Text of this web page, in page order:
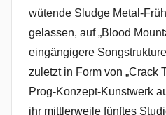
wütende Sludge Metal-
gelassen, auf „Blood
eingängigere
zuletzt in Form von „Crack
Prog-Konzept-Kunstwerk
ihr mittlerweile fünftes